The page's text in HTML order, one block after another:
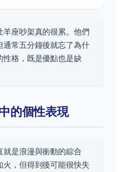
羊座吵架真的很累。他們
通常五分鐘後就忘了為什
性格，既是優點也是缺
的個性表現
就是浪漫與衝動的綜合
火，但得到後可能很快失